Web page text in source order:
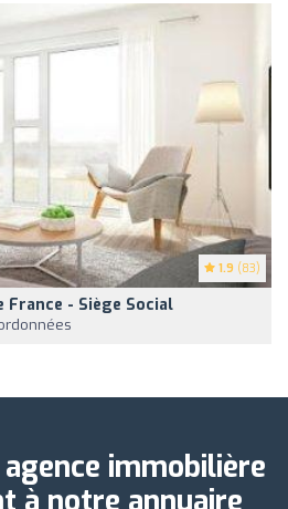
1.9 (83)
France - Siège Social
immobilière